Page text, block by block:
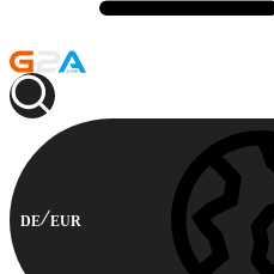
DE EUR